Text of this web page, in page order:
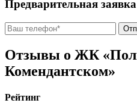
Предварительная
Отзывы о ЖК
Комендантском»
Рейтинг